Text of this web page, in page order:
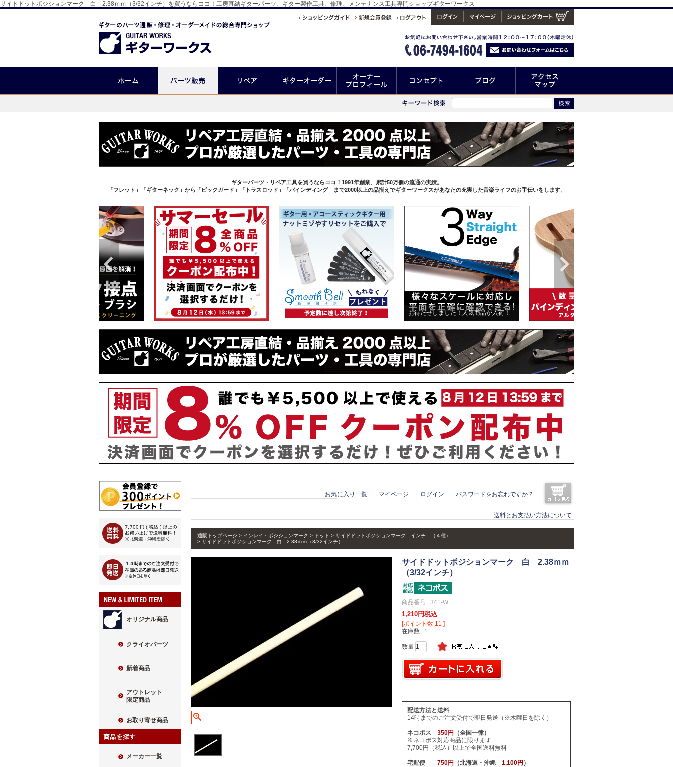
サイドドットポジションマーク 白 2.38ｍｍ（3/32インチ）を買うならココ！工房直結ギターパーツ、ギター製作工具、修理、メンテナンス工具専門ショップギターワークス
ギターパーツ・リペア工具を買うならココ！1991年創業、累計50万個の流通の実績。
「フレット」「ギターネック」から「ピックガード」「トラスロッド」「バインディング」まで2000以上の品揃えでギターワークスがあなたの充実した音楽ライフのお手伝いをします。
お待たせしました！人気商品が入荷！
オリジナル商品
クライオパーツ
新着商品
アウトレット
限定商品
お取り寄せ商品
メーカー一覧
お気に入り一覧 マイページ ログイン パスワードをお忘れですか？
送料とお支払い方法について
通販トップページ インレイ・ポジションマーク ドット
サイドドットポジションマーク インチ （４種）
サイドドットポジションマーク 白 2.38ｍｍ（3/32インチ）
サイドドットポジションマーク 白 2.38ｍｍ
（3/32インチ）
商品番号 341-W
1,210 税込
[ポイント数 11 ]
在庫数
1
配送方法と送料
14時までのご注文受付で即日発送（※木曜日を除く）
ネコポス 350円
（全国一律）
※ネコポス対応商品に限ります
7,700円（税込）以上で全国送料無料
宅配便 750円 （北海道・沖縄 1,100円 ）